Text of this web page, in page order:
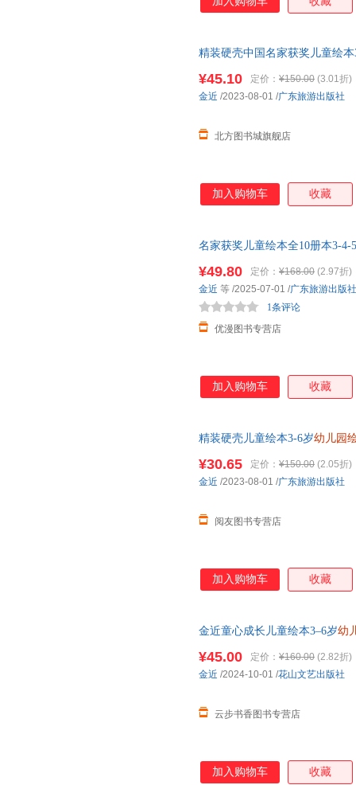
精装硬壳中国名家获奖儿童绘本
票 多仓就近发货 85%城市次日
¥45.10 定价： ¥150.00 (3.01折)
北方图书城旗舰店
金近 /2023-08-01 /广东旅游出版社
加入购物车 收藏
名家获奖儿童绘本全10册本3-4-
¥49.80 定价： ¥168.00 (2.97折)
优漫图书专营店
1条评论
金近 等 /2025-07-01 /广东旅游出版社
加入购物车 收藏
精装硬壳儿童绘本3-6岁幼儿园
¥30.65 定价： ¥150.00 (2.05折)
阅友图书专营店
金近 /2023-08-01 /广东旅游出版社
加入购物车 收藏
金近童心成长儿童绘本3–6岁幼
¥45.00 定价： ¥160.00 (2.82折)
云步书香图书专营店
金近 /2024-10-01 /花山文艺出版社
加入购物车 收藏